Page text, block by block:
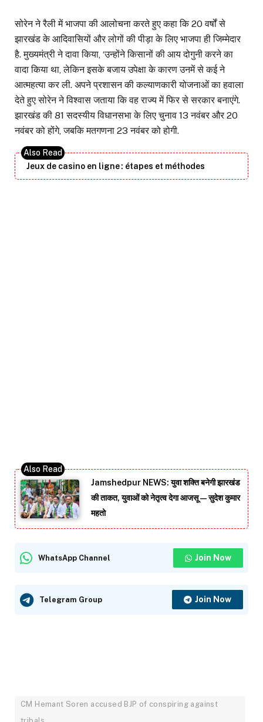
सोरेन ने रैली में भाजपा की आलोचना करते हुए कहा कि 20 वर्षों से
झारखंड के आदिवासियों और लोगों की पीड़ा के लिए भाजपा ही जिम्मेदार
है. मुख्यमंत्री ने दावा किया, ‘उन्होंने किसानों की आय दोगुनी करने का
वादा किया था, लेकिन इसके बजाय उपेक्षा के कारण उनमें से कई ने
आत्महत्या कर ली. अपने प्रशासन की कल्याणकारी योजनाओं का हवाला
देते हुए सोरेन ने विश्वास जताया कि वह राज्य में फिर से सरकार बनाएंगे.
झारखंड की 81 सदस्यीय विधानसभा के लिए चुनाव 13 नवंबर और 20
नवंबर को होंगे, जबकि मतगणना 23 नवंबर को होगी.
Jeux de casino en ligne : étapes et méthodes
Jamshedpur NEWS: युवा शक्ति बनेगी झारखंड
की ताकत, युवाओं को नेतृत्व देगा आजसू — सुदेश कुमार
महतो
WhatsApp Channel Join Now
Telegram Group Join Now
CM Hemant Soren accused BJP of conspiring against